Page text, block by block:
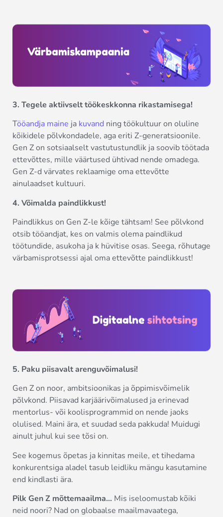
3. Tegele aktiivselt töökeskkonna rikastamisega!
Tööandja maine ja kuvand ning töökultuur on oluline
kõikidele põlvkondadele, aga eriti Z-generatsioonile.
Gen Z on sotsiaalselt vastutustundlik ja soovib töötada
ettevõttes, mille väärtused ühtivad nende omadega.
Gen Z-d värvates reklaamige oma ettevõtte
ainulaadset kultuuri.
4. Võimalda paindlikkust!
Paindlikkus on Gen Z-le kõige tähtsam! See põlvkond
otsib tööandjat, kes on valmis olema paindlikud
töötundide, asukoha ja k hüvitise osas. Seega, rõhutage
värbamisprotsessi ajal oma ettevõtte paindlikkust!
5. Paku piisavalt arenguvõimalusi!
Gen Z on noor, ambitsioonikas ja õppimisvõimelik
põlvkond. Piisavad karjäärivõimalused ja erinevad
mentorlus- või koolisprogrammid on nende jaoks
olulised. Maini ära, et suudad seda pakkuda! Muidugi
ainult juhul kui see tõsi on.
See kogemus õpetas ja kinnitas meile, et tihedama
konkurentsiga aladel tasub leidliku mängu kasutamine
end kindlasti ära.
Pilk Gen Z mõttemaailma… Mis iseloomustab kõiki
neid noori? Nad on globaalse maailmavaatega,